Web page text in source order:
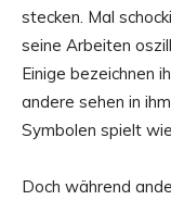
stecken. Mal
seine Arbeiten
Einige bezeichnen
andere sehen in
Symbolen spielt
Doch während